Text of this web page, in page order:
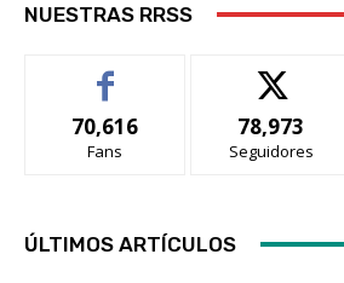
NUESTRAS RRSS
70,616
Fans
78,973
Seguidores
ÚLTIMOS ARTÍCULOS